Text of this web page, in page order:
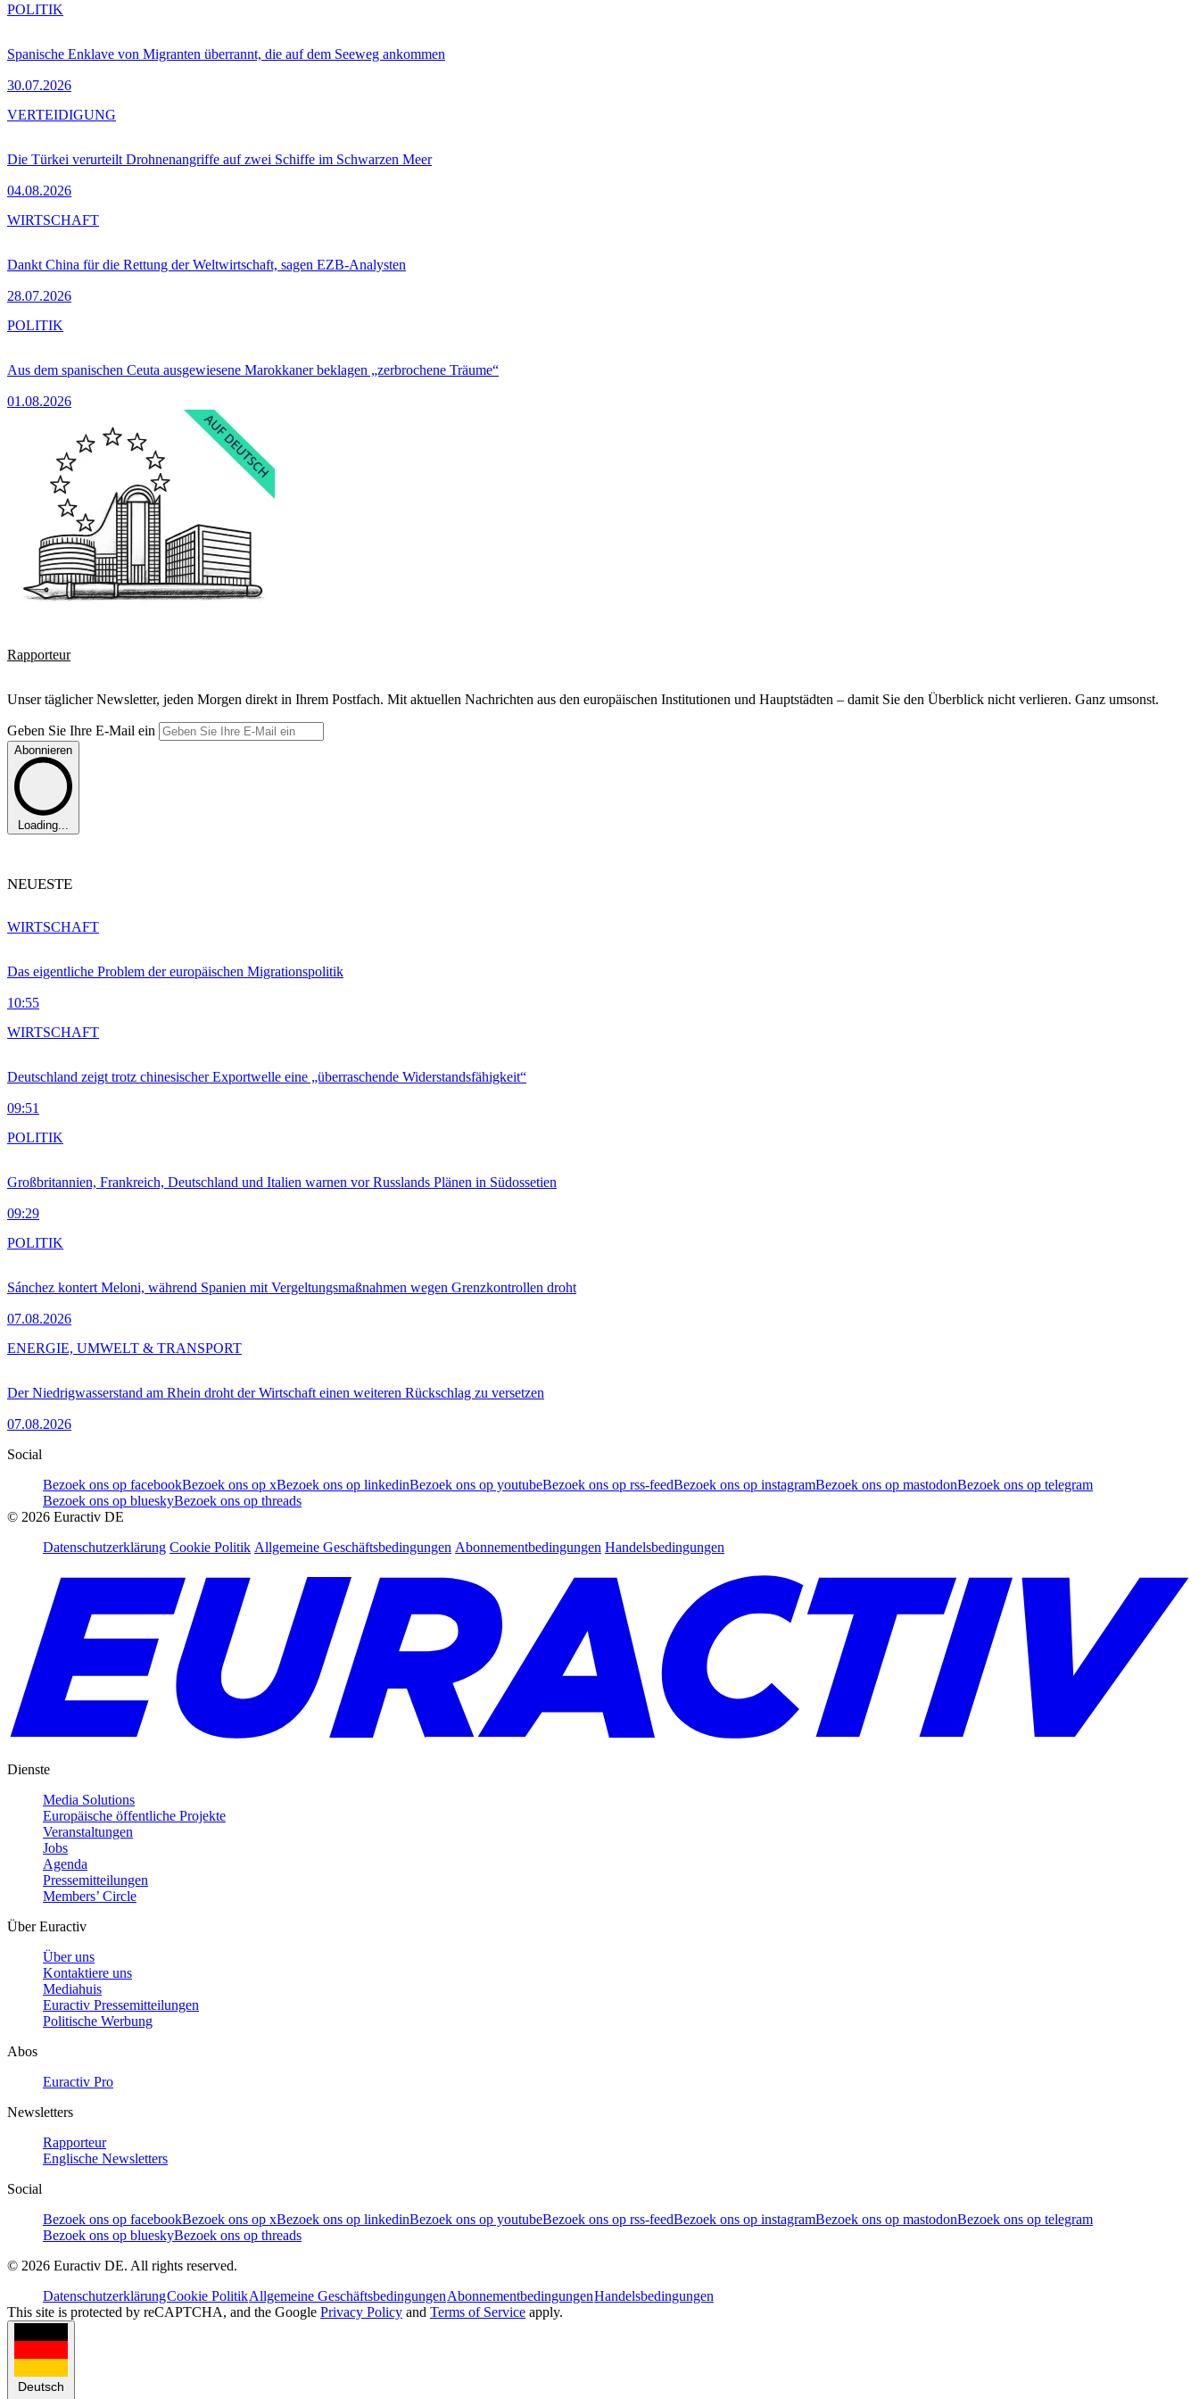
Spanische Enklave von Migranten überrannt, die auf dem Seeweg ankommen
30.07.2026
POLITIK
Die Türkei verurteilt Drohnenangriffe auf zwei Schiffe im Schwarzen Meer
04.08.2026
VERTEIDIGUNG
Dankt China für die Rettung der Weltwirtschaft, sagen EZB-Analysten
28.07.2026
WIRTSCHAFT
Aus dem spanischen Ceuta ausgewiesene Marokkaner beklagen „zerbrochene Träume“
01.08.2026
POLITIK
Rapporteur
Unser täglicher Newsletter, jeden Morgen direkt in Ihrem Postfach. Mit aktuellen Nachrichten aus den europäischen Institutionen und Hauptstädten – damit Sie den Überblick nicht verlieren. Ganz umsonst.
Geben Sie Ihre E-Mail ein
Abonnieren
Loading...
NEUESTE
Das eigentliche Problem der europäischen Migrationspolitik
10:55
WIRTSCHAFT
Deutschland zeigt trotz chinesischer Exportwelle eine „überraschende Widerstandsfähigkeit“
09:51
WIRTSCHAFT
Großbritannien, Frankreich, Deutschland und Italien warnen vor Russlands Plänen in Südossetien
09:29
POLITIK
Sánchez kontert Meloni, während Spanien mit Vergeltungsmaßnahmen wegen Grenzkontrollen droht
07.08.2026
POLITIK
Der Niedrigwasserstand am Rhein droht der Wirtschaft einen weiteren Rückschlag zu versetzen
07.08.2026
ENERGIE, UMWELT & TRANSPORT
Social
Bezoek ons op facebookBezoek ons op xBezoek ons op linkedinBezoek ons op youtubeBezoek ons op rss-feedBezoek ons op instagramBezoek ons op mastodonBezoek ons op telegram
Bezoek ons op blueskyBezoek ons op threads
© 2026 Euractiv DE
Datenschutzerklärung Cookie Politik Allgemeine Geschäftsbedingungen Abonnementbedingungen Handelsbedingungen
Dienste
Media Solutions
Europäische öffentliche Projekte
Veranstaltungen
Jobs
Agenda
Pressemitteilungen
Members’ Circle
Über Euractiv
Über uns
Kontaktiere uns
Mediahuis
Euractiv Pressemitteilungen
Politische Werbung
Abos
Euractiv Pro
Newsletters
Rapporteur
Englische Newsletters
Social
Bezoek ons op facebookBezoek ons op xBezoek ons op linkedinBezoek ons op youtubeBezoek ons op rss-feedBezoek ons op instagramBezoek ons op mastodonBezoek ons op telegram
Bezoek ons op blueskyBezoek ons op threads
© 2026 Euractiv DE. All rights reserved.
DatenschutzerklärungCookie PolitikAllgemeine GeschäftsbedingungenAbonnementbedingungenHandelsbedingungen
This site is protected by reCAPTCHA, and the Google Privacy Policy and Terms of Service apply.
Deutsch